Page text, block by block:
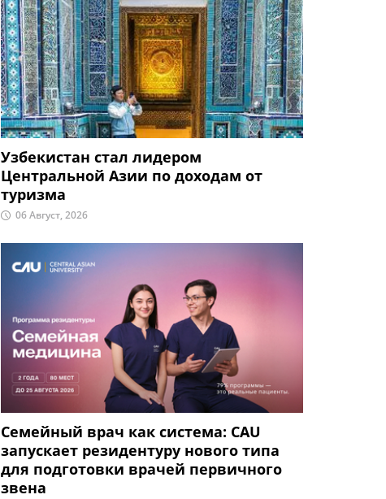
Узбекистан стал лидером
Центральной Азии по доходам от
туризма
06 Август, 2026
Семейный врач как система: CAU
запускает резидентуру нового типа
для подготовки врачей первичного
звена